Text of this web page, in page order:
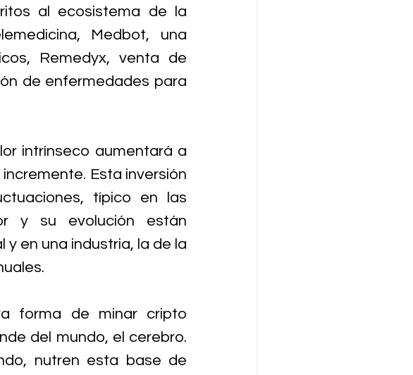
al ecosistema de la
Medbot, una
Remedyx, venta de
de enfermedades para
intrínseco aumentará a
Esta inversión
típico en las
y su evolución están
en una industria, la de la
forma de minar cripto
del mundo, el cerebro.
nutren esta base de